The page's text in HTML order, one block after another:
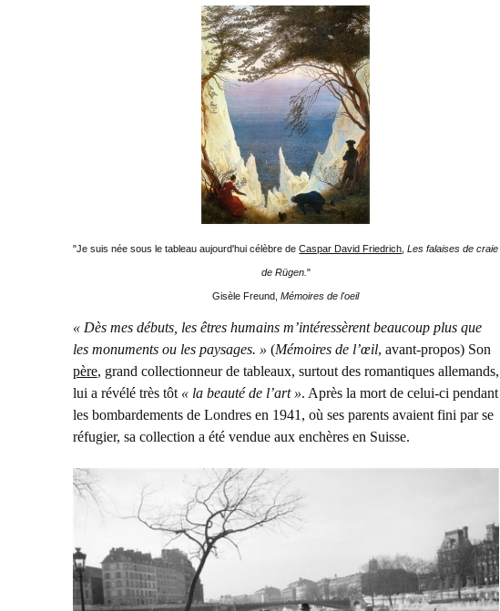
"Je suis née sous le tableau aujourd'hui célèbre deCaspar David Friedrich ,Les falaises de craie
de Rügen. "
Gisèle Freund,Mémoires de l'oeil
« Dès mes débuts, les êtres humains m’intéressèrent beaucoup plus que
les monuments ou les paysages. » (Mémoires de l’œil, avant-propos) Son
père, grand collectionneur de tableaux, surtout des romantiques allemands,
lui a révélé très tôt « la beauté de l’art ». Après la mort de celui-ci pendant
les bombardements de Londres en 1941, où ses parents avaient fini par se
réfugier, sa collection a été vendue aux enchères en Suisse.